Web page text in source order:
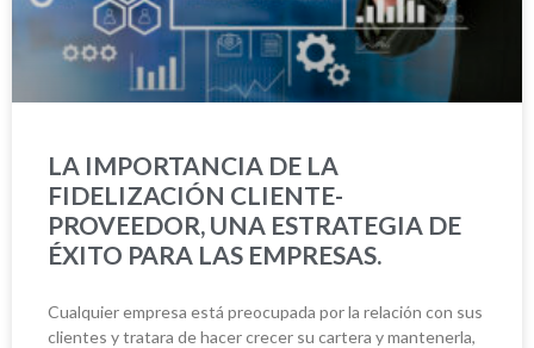
LA IMPORTANCIA DE LA
FIDELIZACIÓN CLIENTE-
PROVEEDOR, UNA ESTRATEGIA DE
ÉXITO PARA LAS EMPRESAS.
Cualquier empresa está preocupada por la relación con sus
clientes y tratara de hacer crecer su cartera y mantenerla,